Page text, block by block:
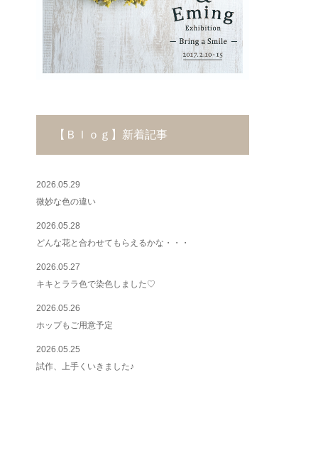
【Ｂｌｏｇ】新着記事
2026.05.29
微妙な色の違い
2026.05.28
どんな花と合わせてもらえるかな・・・
2026.05.27
キキとララ色で染色しました♡
2026.05.26
ホップもご用意予定
2026.05.25
試作、上手くいきました♪